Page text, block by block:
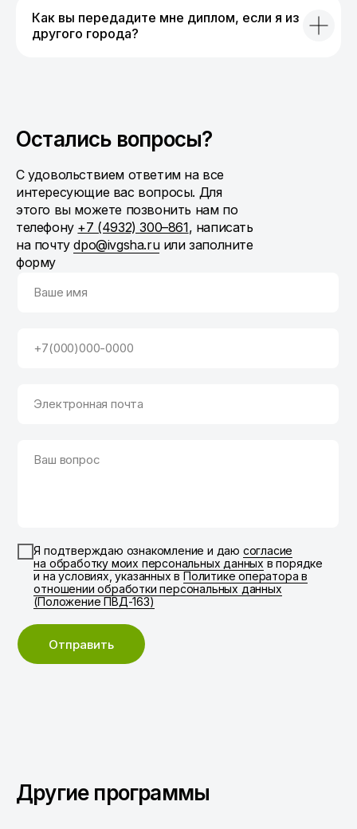
Как вы передадите мне диплом, если я из
другого города?
Остались вопросы?
С удовольствием ответим на все
интересующие вас вопросы. Для
этого вы можете позвонить нам по
телефону +7 (4932) 300–861, написать
на почтуdpo@ivgsha.ruили заполните
форму
Ваше имя
+7(000)000-0000
Электронная почта
Ваш вопрос
Я подтверждаю ознакомление и даю согласие
на обработку моих персональных данных в порядке
и на условиях, указанных в Политике оператора в
отношении обработки персональных данных
(Положение ПВД-163)
Отправить
Другие программы